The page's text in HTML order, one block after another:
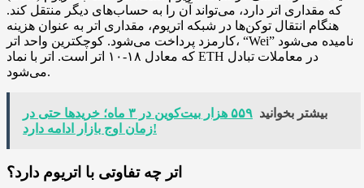
که مقداری اتر دارد، می‌تواند آن را به حساب‌های دیگر منتقل کند.
هنگام انتقال توکن‌ها در شبکه اتریوم، مقداری اتر به عنوان هزینه
کارمزد پرداخت می‌شود. کوچکترین واحد اتر، “Wei” نامیده می‌شود
که معادل ۱۸-۱۰ اتر است. اتر با نماد ETH در معاملات تبادل
می‌شود.
بیشتر بخوانید
۵۵۹ هزار بیت‌کوین در ۳ ماه؛ خریدها حتی در
زمان اوج بازار ادامه دارد!
اتر چه تفاوتی با اتریوم دارد؟